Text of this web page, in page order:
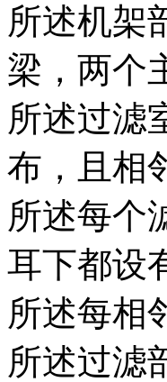
所述机架
梁，两个
所述过滤
布，且相
所述每个
耳下都设
所述每相
所述过滤